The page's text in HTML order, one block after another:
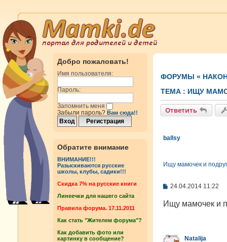
Добро пожаловать!
Имя пользователя:
Пароль:
Запомнить меня
Забыли пароль? Вам сюда!!
Обратите внимание
ВНИМАНИЕ!!!
Разыскиваются русские
школы, клубы, садики!!!
Cкидка 7% на русские книги
Линеечки для нашего сайта
Правила форума. 17.11.2011
Как стать "Жителем форума"?
Как добавить фото или
картинку в сообщение?
ФОРУМЫ «
ТЕМА : ИЩУ
Ответить
ballsy
Ищу мамочек и
С
о
б
и
24.04.2014 11:22
Ищу мамочек и
Natalija